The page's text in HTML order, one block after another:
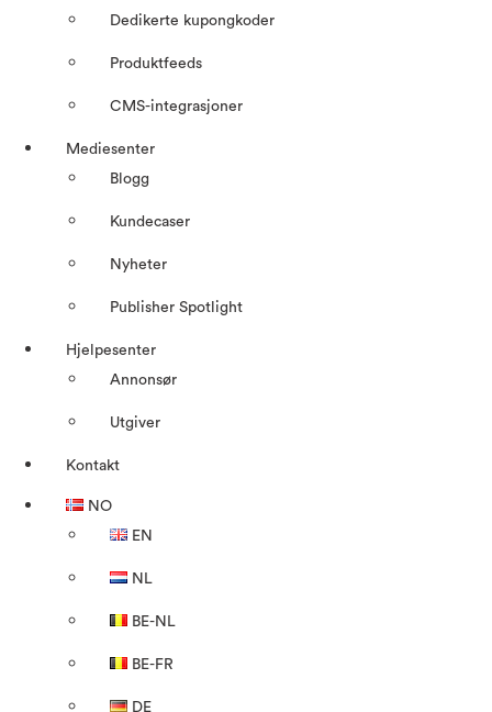
Dedikerte kupongkoder
Produktfeeds
CMS-integrasjoner
Mediesenter
Blogg
Kundecaser
Nyheter
Publisher Spotlight
Hjelpesenter
Annonsør
Utgiver
Kontakt
NO
EN
NL
BE-NL
BE-FR
DE